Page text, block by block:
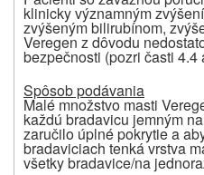
klinicky významným
zvýšeným bilirubínom,
Veregen z dôvodu
bezpečnosti (pozri časti 4.4
Spôsob podávania
Malé množstvo masti
každú bradavicu jemným
zaručilo úplné pokrytie a
bradaviciach tenká vrstva
všetky bradavice/na